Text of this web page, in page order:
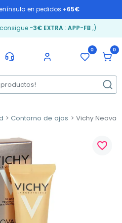
en pedidos +65€
-3€ EXTRA: APP-FB ;)
0 0
Contorno de ojos Vichy
favorite_border